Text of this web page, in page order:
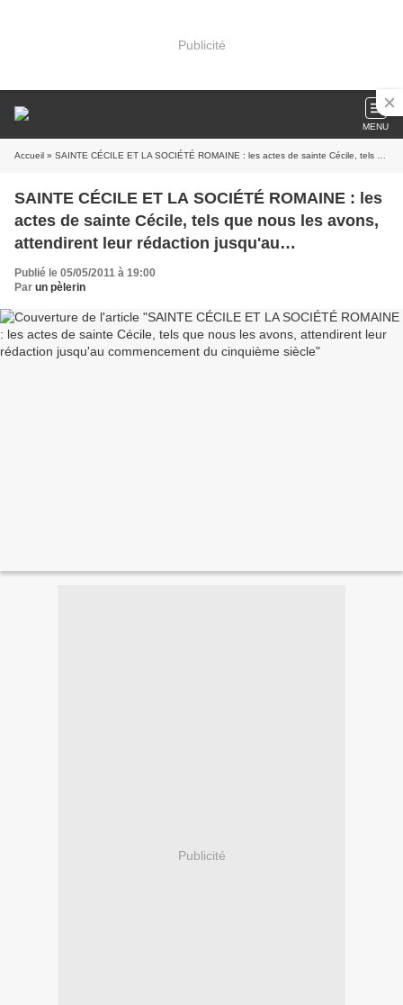
Publicité
MENU
Accueil » SAINTE CÉCILE ET LA SOCIÉTÉ ROMAINE : les actes de sainte Cécile, tels que nous les avons, attendirent leur rédaction jusqu'au commencement du cinquième siècle
SAINTE CÉCILE ET LA SOCIÉTÉ ROMAINE : les
actes de sainte Cécile, tels que nous les avons,
attendirent leur rédaction jusqu'au
commencement du cinquième siècle
Publié le 05/05/2011 à 19:00
Par un pèlerin
Publicité